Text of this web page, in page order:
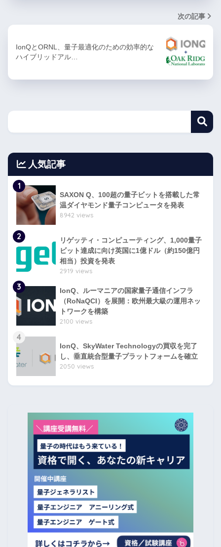
次の記事
IonQとORNL、量子最適化のための効率的な
ハイブリッドアル…
人気記事
1
SAXON Q、100超の量子ビットを搭載した常
温ダイヤモンド量子コンピュータを発表
8942 views
2
リゲッティ・コンピューティング、1,000量子
ビット達成に向け英国に1億ドル（約150億円
相当）投資を発表
2919 views
3
IonQ、ルーマニアの国家量子通信インフラ
（RoNaQCI）を展開：欧州最大級の運用ネッ
トワークを構築
2100 views
4
IonQ、SkyWater Technologyの買収を完了
し、垂直統合型量子プラットフォームを確立
2050 views